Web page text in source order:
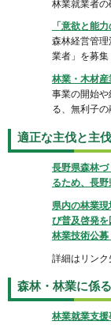
林業就業者の
「意欲と能
森林経営管
業者」を募集
林業・木材
事業の開始
る、無利子の
適正な主伐と主
長野県森林
るため、長
県内の林業
び普及啓発
林業技術公募
詳細はリンク
森林・林業に係
林業就業支